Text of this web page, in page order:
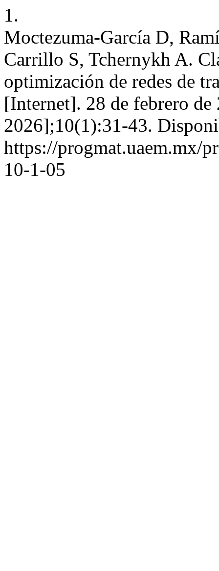
1.
Moctezuma-García D,
Carrillo S, Tchernykh A.
optimización de redes de
[Internet]. 28 de febrero
2026];10(1):31-43.
https://progmat.uaem.mx/
10-1-05